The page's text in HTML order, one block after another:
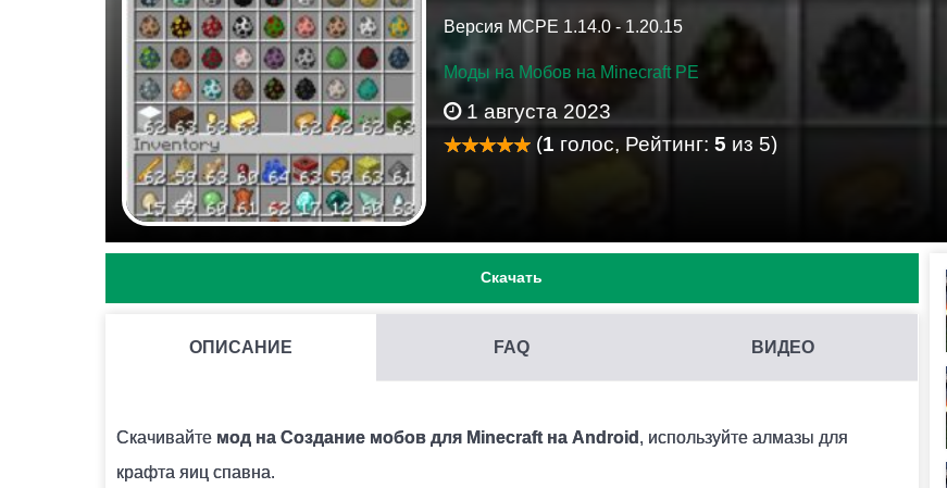
Версия MCPE 1.14.0 - 1.20.15
Моды на Мобов на Minecraft PE
1 августа 2023
(1 голос, Рейтинг: 5 из 5)
Скачать
ОПИСАНИЕ FAQ ВИДЕО
Скачивайте мод на Создание мобов для Minecraft на Android , используйте алмазы для
крафта яиц спавна.
лаунчера поддержку скриптов ModPE. Далее активировать необходимый мод в меню.